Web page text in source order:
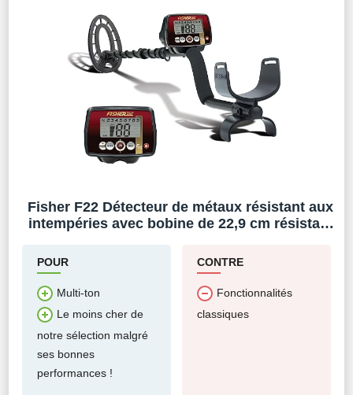
Fisher F22 Détecteur de métaux résistant aux
intempéries avec bobine de 22,9 cm résistant
détecteur de métaux à recherche profonde,
localisation, facile
POUR
Multi-ton
Le moins cher de
notre sélection malgré
ses bonnes
performances !
CONTRE
Fonctionnalités
classiques